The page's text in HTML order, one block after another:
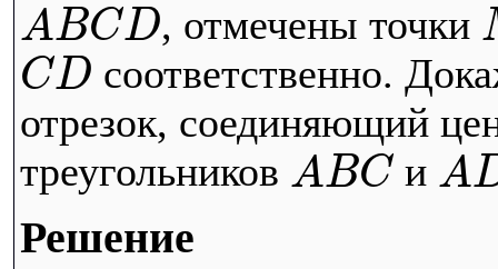
ABCD, отмечены точки
CD соответственно.
отрезок, соединяющий
треугольников ABC и A
Решение